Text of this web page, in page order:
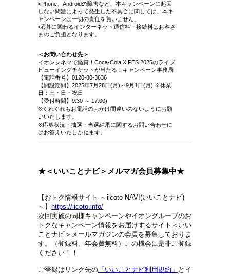
•iPhone、Androidの障害など、本キャンペーンに起因
しない問題によって発生した不具合に関しては、本キ
ャンペーンは一切の責任を負いません。
•応募に関わるインターネット通信料・接続料はお客さ
まのご負担となります。
＜お問い合わせ先＞
イオンシネマで鑑賞！Coca-Cola X FES 2025のライブ
ビューイングチケットが当たる！キャンペーン事務局
【電話番号】0120-80-3636
【開設期間】2025年7月28日(月)～9月1日(月) ※休業
日：土・日・祝日
【受付時間】9:30 ～ 17:00)
※くれぐれもお電話のおかけ間違いのないようにお願
いいたします。
※応募状況・抽選・当選結果に関するお問い合わせに
はお答えいたしかねます。
★＜いいことナビ＞メルマガ会員募集中★
【おトク情報サイト ～iicoto NAVI(いいことナビ)
～】 https://iicoto.info/
次回実施の同様キャンペーンやイオングループのお
トクなキャンペーン情報をお届けするサイト＜いい
ことナビ＞メールマガジンの会員を募集しておりま
す。（登録料、年会費無料）この機会に是非ご登録
ください！！
ご登録はリンク先の 「いいことナビ利用規約」 とイ